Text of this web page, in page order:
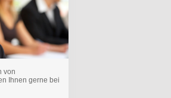
von
Ihnen gerne bei